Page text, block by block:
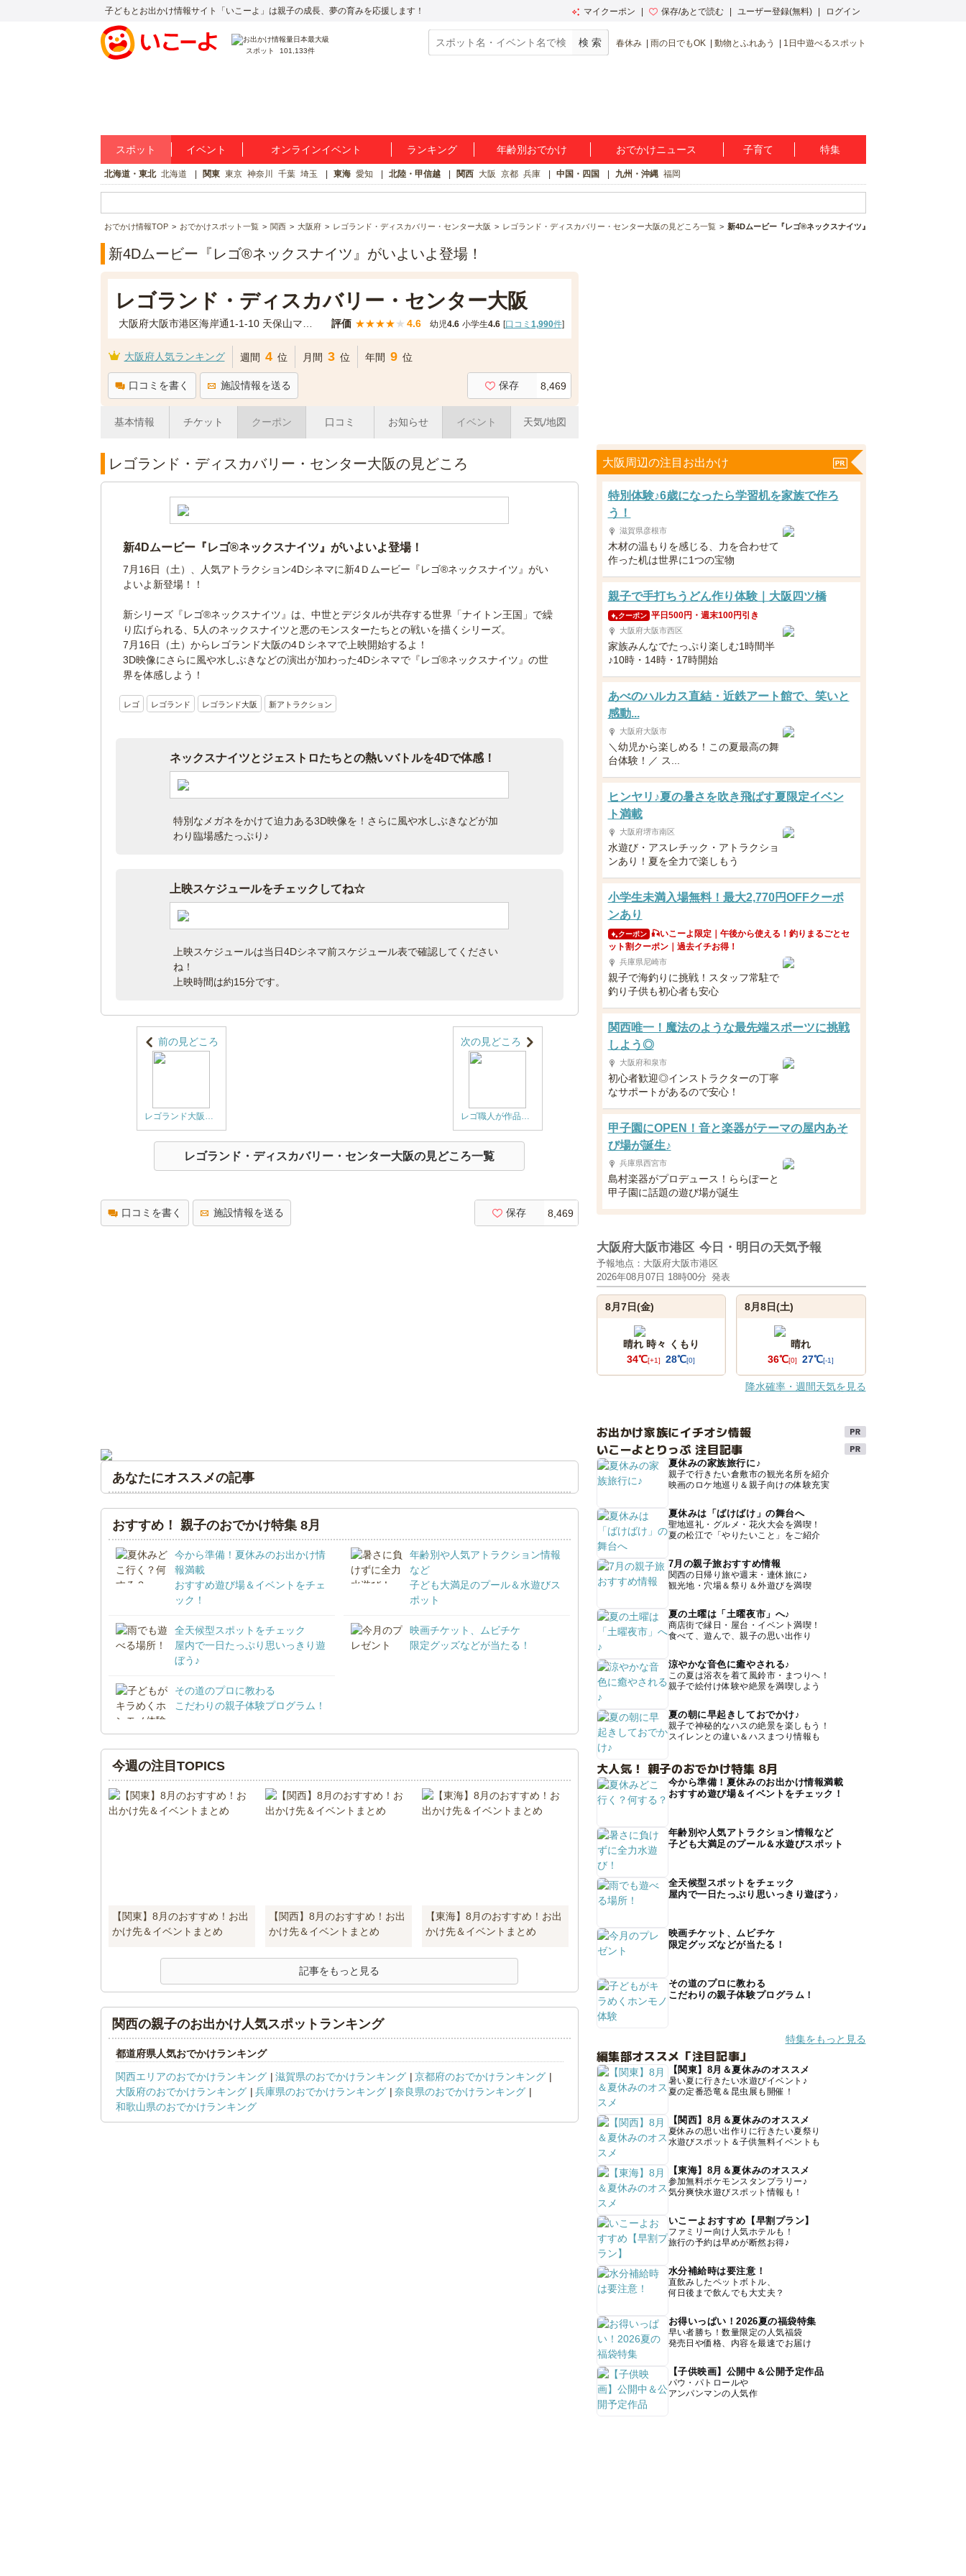
子どもとお出かけ情報サイト「いこーよ」は親子の成長、夢の育みを応援します！ マイクーポン 保存/あとで読む ユーザー登録(無料) ログイン
スポット 101,133件
春休み 雨の日でもOK 動物とふれあう 1日中遊べるスポット
スポット イベント オンラインイベント ランキング 年齢別おでかけ おでかけニュース 子育て 特集
北海道・東北 北海道 関東 東京 神奈川 千葉 埼玉 東海 愛知 北陸・甲信越 関西 大阪 京都 兵庫 中国・四国 九州・沖縄 福岡
おでかけ情報TOP おでかけスポット一覧 関西 大阪府 レゴランド・ディスカバリー・センター大阪 レゴランド・ディスカバリー・センター大阪の見どころ一覧 新4Dムービー『レゴ®ネックスナイツ』がいよいよ登場！
新4Dムービー『レゴ®ネックスナイツ』がいよいよ登場！
レゴランド・ディスカバリー・センター大阪
評価 ★★★★★ 4.6 幼児4.6 小学生4.6 [口コミ 1,990件]
大阪府人気ランキング 週間 4 位 月間 3 位 年間 9 位
口コミを書く 施設情報を送る 保存 8,469
基本情報 チケット クーポン 口コミ お知らせ イベント 天気/地図
レゴランド・ディスカバリー・センター大阪の見どころ
新4Dムービー『レゴ®ネックスナイツ』がいよいよ登場！
7月16日（土）、人気アトラクション4Dシネマに新4Ｄムービー『レゴ®ネックスナイツ』がい
よいよ新登場！！
新シリーズ『レゴ®ネックスナイツ』は、中世とデジタルが共存する世界「ナイトン王国」で繰
り広げられる、5人のネックスナイツと悪のモンスターたちとの戦いを描くシリーズ。
7月16日（土）からレゴランド大阪の4Ｄシネマで上映開始するよ！
3D映像にさらに風や水しぶきなどの演出が加わった4Dシネマで『レゴ®ネックスナイツ』の世
界を体感しよう！
レゴ レゴランド レゴランド大阪 新アトラクション
ネックスナイツとジェストロたちとの熱いバトルを4Dで体感！
特別なメガネをかけて迫力ある3D映像を！さらに風や水しぶきなどが加
わり臨場感たっぷり♪
上映スケジュールをチェックしてね☆
上映スケジュールは当日4Dシネマ前スケジュール表で確認してください
ね！
上映時間は約15分です。
前の見どころ
レゴランド大阪の隠れた名店！？カフェのご紹介♪
次の見どころ
レゴ職人が作品作りのコツを伝授します！
レゴランド・ディスカバリー・センター大阪の見どころ一覧
口コミを書く 施設情報を送る 保存 8,469
あなたにオススメの記事
おすすめ！ 親子のおでかけ特集 8月
今から準備！夏休みのお出かけ情
報満載
おすすめ遊び場＆イベントをチェ
ック！
年齢別や人気アトラクション情報
など
子ども大満足のプール＆水遊びス
ポット
全天候型スポットをチェック
屋内で一日たっぷり思いっきり遊
ぼう♪
映画チケット、ムビチケ
限定グッズなどが当たる！
その道のプロに教わる
こだわりの親子体験プログラム！
今週の注目TOPICS
【関東】8月のおすすめ！お出
かけ先＆イベントまとめ
【関西】8月のおすすめ！お出
かけ先＆イベントまとめ
【東海】8月のおすすめ！お出
かけ先＆イベントまとめ
記事をもっと見る
関西の親子のお出かけ人気スポットランキング
都道府県人気おでかけランキング
関西エリアのおでかけランキング
滋賀県のおでかけランキング
京都府のおでかけランキング
大阪府のおでかけランキング
兵庫県のおでかけランキング
奈良県のおでかけランキング
和歌山県のおでかけランキング
大阪周辺の注目お出かけ
特別体験♪6歳になったら学習机を家族で作ろ
う！
滋賀県彦根市
木材の温もりを感じる、力を合わせて
作った机は世界に1つの宝物
親子で手打ちうどん作り体験｜大阪四ツ橋
クーポン 平日500円・週末100円引き
大阪府大阪市西区
家族みんなでたっぷり楽しむ1時間半
♪10時・14時・17時開始
あべのハルカス直結・近鉄アート館で、笑いと
感動...
大阪府大阪市
＼幼児から楽しめる！この夏最高の舞
台体験！／ ス...
ヒンヤリ♪夏の暑さを吹き飛ばす夏限定イベン
ト満載
大阪府堺市南区
水遊び・アスレチック・アトラクショ
ンあり！夏を全力で楽しもう
小学生未満入場無料！最大2,770円OFFクーポ
ンあり
クーポン 🎣いこーよ限定｜午後から使える！釣りまるごとセ
ット割クーポン｜過去イチお得！
兵庫県尼崎市
親子で海釣りに挑戦！スタッフ常駐で
釣り子供も初心者も安心
関西唯一！魔法のような最先端スポーツに挑戦
しよう◎
大阪府和泉市
初心者歓迎◎インストラクターの丁寧
なサポートがあるので安心！
甲子園にOPEN！音と楽器がテーマの屋内あそ
び場が誕生♪
兵庫県西宮市
島村楽器がプロデュース！ららぽーと
甲子園に話題の遊び場が誕生
大阪府大阪市港区 今日・明日の天気予報
予報地点：大阪府大阪市港区
2026年08月07日 18時00分 発表
8月7日(金)
晴れ 時々 くもり
34℃[+1] 28℃[0]
8月8日(土)
晴れ
36℃[0] 27℃[-1]
降水確率・週間天気を見る
お出かけ家族にイチオシ情報
いこーよとりっぷ 注目記事
夏休みの家族旅行に♪
親子で行きたい倉敷市の観光名所を紹介
映画のロケ地巡り＆親子向けの体験充実
夏休みは「ばけばけ」の舞台へ
聖地巡礼・グルメ・花火大会を満喫！
夏の松江で「やりたいこと」をご紹介
7月の親子旅おすすめ情報
関西の日帰り旅や週末・連休旅に♪
観光地・穴場＆祭り＆外遊びを満喫
夏の土曜は「土曜夜市」へ♪
商店街で縁日・屋台・イベント満喫！
食べて、遊んで、親子の思い出作り
涼やかな音色に癒やされる♪
この夏は浴衣を着て風鈴市・まつりへ！
親子で絵付け体験や絶景を満喫しよう
夏の朝に早起きしておでかけ♪
親子で神秘的なハスの絶景を楽しもう！
スイレンとの違い＆ハスまつり情報も
大人気！ 親子のおでかけ特集 8月
今から準備！夏休みのお出かけ情報満載
おすすめ遊び場＆イベントをチェック！
年齢別や人気アトラクション情報など
子ども大満足のプール＆水遊びスポット
全天候型スポットをチェック
屋内で一日たっぷり思いっきり遊ぼう♪
映画チケット、ムビチケ
限定グッズなどが当たる！
その道のプロに教わる
こだわりの親子体験プログラム！
特集をもっと見る
編集部オススメ「注目記事」
【関東】8月＆夏休みのオススメ
暑い夏に行きたい水遊びイベント♪
夏の定番恐竜＆昆虫展も開催！
【関西】8月＆夏休みのオススメ
夏休みの思い出作りに行きたい夏祭り
水遊びスポット＆子供無料イベントも
【東海】8月＆夏休みのオススメ
参加無料ポケモンスタンプラリー♪
気分爽快水遊びスポット情報も！
いこーよおすすめ【早割プラン】
ファミリー向け人気ホテルも！
旅行の予約は早めが断然お得♪
水分補給時は要注意！
直飲みしたペットボトル、
何日後まで飲んでも大丈夫？
お得いっぱい！2026夏の福袋特集
早い者勝ち！数量限定の人気福袋
発売日や価格、内容を最速でお届け
【子供映画】公開中＆公開予定作品
パウ・パトロールや
アンパンマンの人気作